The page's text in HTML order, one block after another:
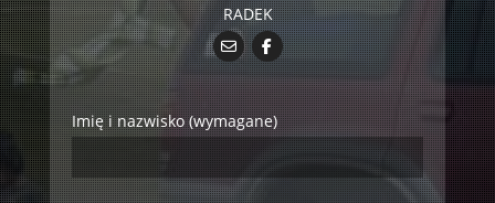
RADEK
Imię i nazwisko (wymagane)